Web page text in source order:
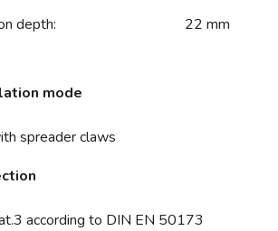
depth: 22 mm
mode
spreader claws
according to DIN EN 50173